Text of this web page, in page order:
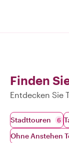
Finden
Entdecken Sie
Stadttouren 6
Ohne Anstehen